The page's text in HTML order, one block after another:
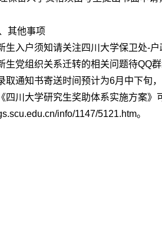
其他事项
生入户须知请关注四川大学保卫处-
生党组织关系迁转的相关问题待QQ群
取通知书寄送时间预计为6月中下旬
四川大学研究生奖助体系实施方案》
info/1147/5121.htm。